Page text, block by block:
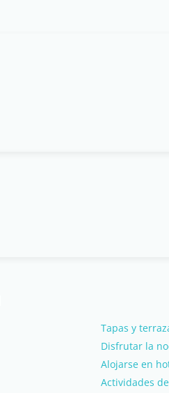
Tapas y
Disfrutar la
Alojarse en
Actividades